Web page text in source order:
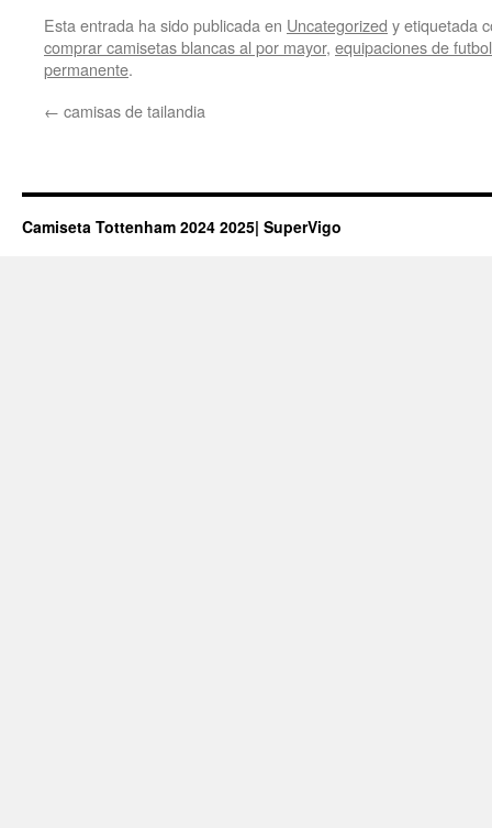
Esta entrada ha sido publicada en Uncategorized y etiquetada
comprar camisetas blancas al por mayor, equipaciones de
permanente.
← camisas de tailandia
Camiseta Tottenham 2024 2025| SuperVigo